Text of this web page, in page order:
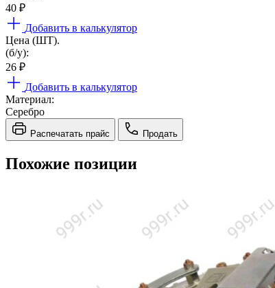
40 ₽
Добавить в калькулятор
Цена (ШТ).
(б/у):
26 ₽
Добавить в калькулятор
Материал:
Серебро
Распечатать прайс Продать
Похожие позиции